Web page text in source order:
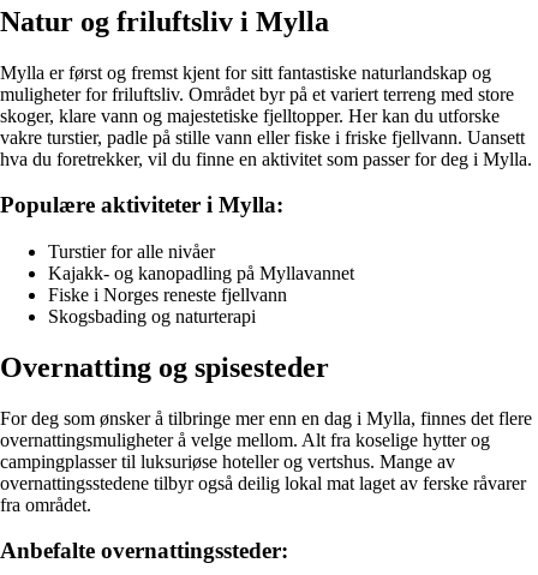
Natur og friluftsliv i Mylla
Mylla er først og fremst kjent for sitt fantastiske naturlandskap og
muligheter for friluftsliv. Området byr på et variert terreng med store
skoger, klare vann og majestetiske fjelltopper. Her kan du utforske
vakre turstier, padle på stille vann eller fiske i friske fjellvann. Uansett
hva du foretrekker, vil du finne en aktivitet som passer for deg i Mylla.
Populære aktiviteter i Mylla:
Turstier for alle nivåer
Kajakk- og kanopadling på Myllavannet
Fiske i Norges reneste fjellvann
Skogsbading og naturterapi
Overnatting og spisesteder
For deg som ønsker å tilbringe mer enn en dag i Mylla, finnes det flere
overnattingsmuligheter å velge mellom. Alt fra koselige hytter og
campingplasser til luksuriøse hoteller og vertshus. Mange av
overnattingsstedene tilbyr også deilig lokal mat laget av ferske råvarer
fra området.
Anbefalte overnattingssteder: